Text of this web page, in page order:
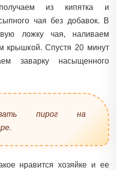
из кипятка и
чая без добавок. В
ложку чая, наливаем
крышкой. Спустя 20 минут
заварку насыщенного
пирог на
нравится хозяйке и ее